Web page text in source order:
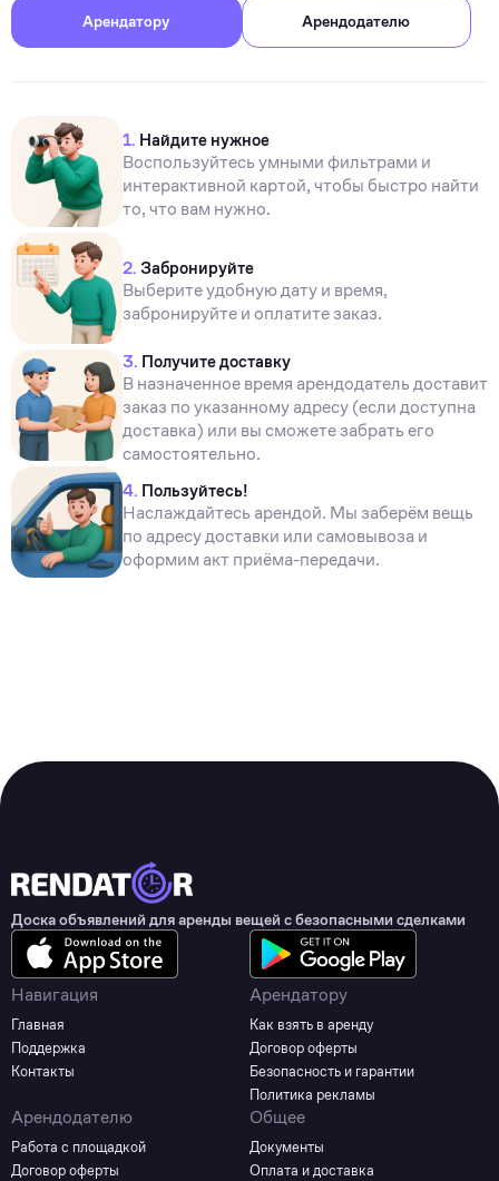
Арендатору Арендодателю
1. Найдите нужное
Воспользуйтесь умными фильтрами и
интерактивной картой, чтобы быстро найти
то, что вам нужно.
2. Забронируйте
Выберите удобную дату и время,
забронируйте и оплатите заказ.
3. Получите доставку
В назначенное время арендодатель доставит
заказ по указанному адресу (если доступна
доставка) или вы сможете забрать его
самостоятельно.
4. Пользуйтесь!
Наслаждайтесь арендой. Мы заберём вещь
по адресу доставки или самовывоза и
оформим акт приёма-передачи.
Доска объявлений для аренды вещей с безопасными сделками
Навигация
Главная
Поддержка
Контакты
Арендатору
Как взять в аренду
Договор оферты
Безопасность и гарантии
Политика рекламы
Арендодателю
Работа с площадкой
Договор оферты
Общее
Документы
Оплата и доставка